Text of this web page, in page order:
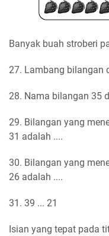
Banyak buah stroberi
27. Lambang bilangan
28. Nama bilangan 35
29. Bilangan yang
31 adalah ....
30. Bilangan yang
26 adalah ....
31. 39 ... 21
Isian yang tepat pada